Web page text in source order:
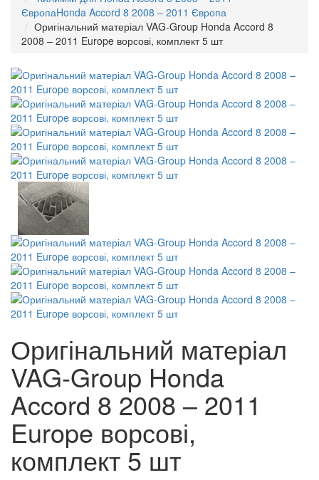
ЄвропаHonda Accord 8 2008 – 2011 Європа
Оригінальний матеріал VAG-Group Honda Accord 8
2008 – 2011 Europe ворсові, комплект 5 шт
Оригінальний матеріал
VAG-Group Honda
Accord 8 2008 – 2011
Europe ворсові,
комплект 5 шт